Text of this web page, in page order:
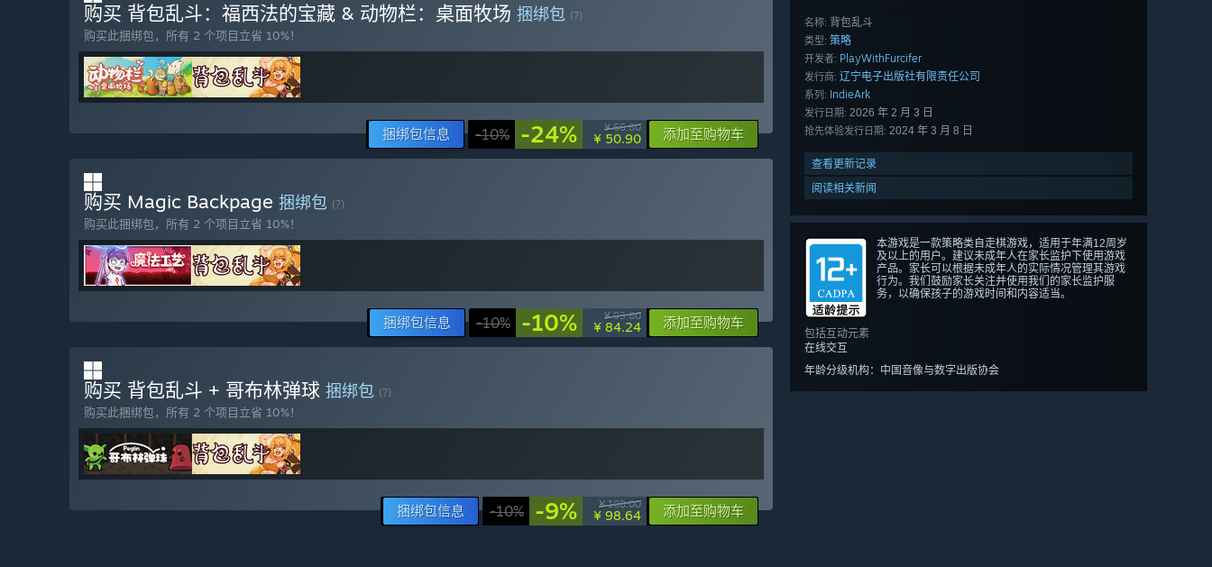
名称: 背包乱斗
类型: 策略
开发者: PlayWithFurcifer
发行商: 辽宁电子出版社有限责任公司
系列: IndieArk
发行日期: 2026 年 2 月 3 日
抢先体验发行日期: 2024 年 3 月 8 日
查看更新记录
阅读相关新闻
本游戏是一款策略类自走棋游戏，适用于年满12周岁
及以上的用户。建议未成年人在家长监护下使用游戏
产品。家长可以根据未成年人的实际情况管理其游戏
行为。我们鼓励家长关注并使用我们的家长监护服
务，以确保孩子的游戏时间和内容适当。
包括互动元素
在线交互
年龄分级机构：中国音像与数字出版协会
购买 背包乱斗：福西法的宝藏 & 动物栏：桌面牧场 捆绑包 (?)
购买此捆绑包，所有 2 个项目立省 10%！
捆绑包信息 -10% -24% ¥ 66.60
¥ 50.90 添加至购物车
购买 Magic Backpage 捆绑包 (?)
购买此捆绑包，所有 2 个项目立省 10%！
捆绑包信息 -10% -10% ¥ 93.60
¥ 84.24 添加至购物车
购买 背包乱斗 + 哥布林弹球 捆绑包 (?)
购买此捆绑包，所有 2 个项目立省 10%！
捆绑包信息 -10% -9% ¥ 108.00
¥ 98.64 添加至购物车